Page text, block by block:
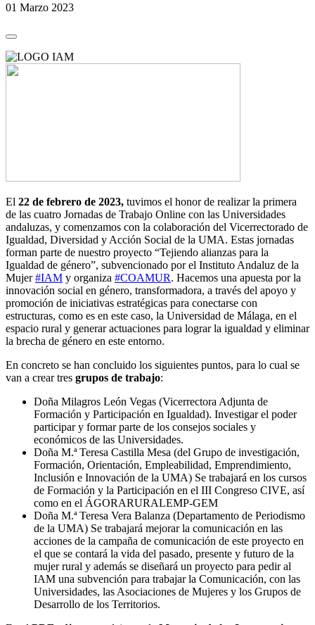
01 Marzo 2023
El 22 de febrero de 2023, tuvimos el honor de realizar la primera
de las cuatro Jornadas de Trabajo Online con las Universidades
andaluzas, y comenzamos con la colaboración del Vicerrectorado de
Igualdad, Diversidad y Acción Social de la UMA. Estas jornadas
forman parte de nuestro proyecto “Tejiendo alianzas para la
Igualdad de género”, subvencionado por el Instituto Andaluz de la
Mujer#IAM y organiza #COAMUR. Hacemos una apuesta por la
innovación social en género, transformadora, a través del apoyo y
promoción de iniciativas estratégicas para conectarse con
estructuras, como es en este caso, la Universidad de Málaga, en el
espacio rural y generar actuaciones para lograr la igualdad y eliminar
la brecha de género en este entorno.
En concreto se han concluido los siguientes puntos, para lo cual se
van a crear tres grupos de trabajo:
Doña Milagros León Vegas (Vicerrectora Adjunta de
Formación y Participación en Igualdad). Investigar el poder
participar y formar parte de los consejos sociales y
económicos de las Universidades.
Doña M.ª Teresa Castilla Mesa (del Grupo de investigación,
Formación, Orientación, Empleabilidad, Emprendimiento,
Inclusión e Innovación de la UMA) Se trabajará en los cursos
de Formación y la Participación en el III Congreso CIVE, así
como en el ÁGORARURALEMP-GEM
Doña M.ª Teresa Vera Balanza (Departamento de Periodismo
de la UMA) Se trabajará mejorar la comunicación en las
acciones de la campaña de comunicación de este proyecto en
el que se contará la vida del pasado, presente y futuro de la
mujer rural y además se diseñará un proyecto para pedir al
IAM una subvención para trabajar la Comunicación, con las
Universidades, las Asociaciones de Mujeres y los Grupos de
Desarrollo de los Territorios.